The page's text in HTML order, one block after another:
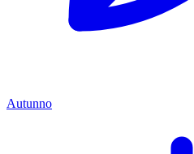
Autunno